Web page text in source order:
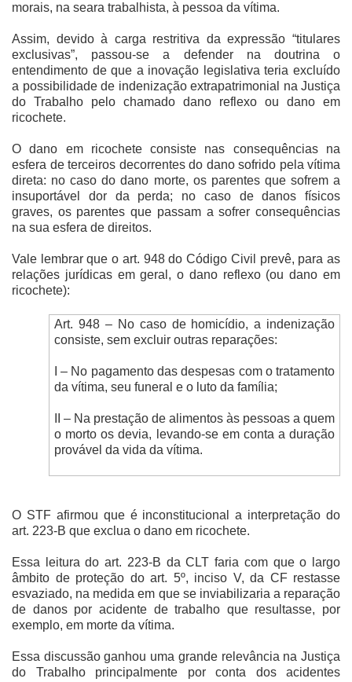
morais, na seara trabalhista, à pessoa da vítima.
Assim, devido à carga restritiva da expressão “titulares
exclusivas”, passou-se a defender na doutrina o
entendimento de que a inovação legislativa teria excluído
a possibilidade de indenização extrapatrimonial na Justiça
do Trabalho pelo chamado dano reflexo ou dano em
ricochete.
O dano em ricochete consiste nas consequências na
esfera de terceiros decorrentes do dano sofrido pela vítima
direta: no caso do dano morte, os parentes que sofrem a
insuportável dor da perda; no caso de danos físicos
graves, os parentes que passam a sofrer consequências
na sua esfera de direitos.
Vale lembrar que o art. 948 do Código Civil prevê, para as
relações jurídicas em geral, o dano reflexo (ou dano em
ricochete):
Art. 948 – No caso de homicídio, a indenização
consiste, sem excluir outras reparações:
I – No pagamento das despesas com o tratamento
da vítima, seu funeral e o luto da família;
II – Na prestação de alimentos às pessoas a quem
o morto os devia, levando-se em conta a duração
provável da vida da vítima.
O STF afirmou que é inconstitucional a interpretação do
art. 223-B que exclua o dano em ricochete.
Essa leitura do art. 223-B da CLT faria com que o largo
âmbito de proteção do art. 5º, inciso V, da CF restasse
esvaziado, na medida em que se inviabilizaria a reparação
de danos por acidente de trabalho que resultasse, por
exemplo, em morte da vítima.
Essa discussão ganhou uma grande relevância na Justiça
do Trabalho principalmente por conta dos acidentes